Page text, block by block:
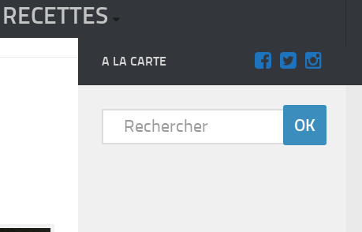
RECETTES
A LA CARTE